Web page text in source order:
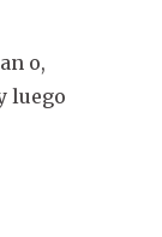
o,
luego